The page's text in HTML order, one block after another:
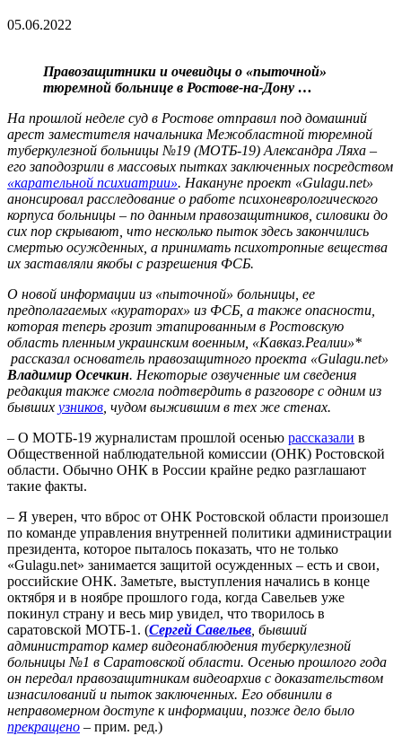
05.06.2022
Правозащитники и очевидцы о «пыточной»
тюремной больнице в Ростове-на-Дону …
На прошлой неделе суд в Ростове отправил под домашний
арест заместителя начальника Межобластной тюремной
туберкулезной больницы №19 (МОТБ-19) Александра Ляха –
его заподозрили в массовых пытках заключенных посредством
«карательной психиатрии». Накануне проект «Gulagu.net»
анонсировал расследование о работе психоневрологического
корпуса больницы – по данным правозащитников, силовики до
сих пор скрывают, что несколько пыток здесь закончились
смертью осужденных, а принимать психотропные вещества
их заставляли якобы с разрешения ФСБ.
О новой информации из «пыточной» больницы, ее
предполагаемых «кураторах» из ФСБ, а также опасности,
которая теперь грозит этапированным в Ростовскую
область пленным украинским военным, «Кавказ.Реалии»*
рассказал основатель правозащитного проекта «Gulagu.net»
Владимир Осечкин. Некоторые озвученные им сведения
редакция также смогла подтвердить в разговоре с одним из
бывших узников, чудом выжившим в тех же стенах.
– О МОТБ-19 журналистам прошлой осенью рассказали в
Общественной наблюдательной комиссии (ОНК) Ростовской
области. Обычно ОНК в России крайне редко разглашают
такие факты.
– Я уверен, что вброс от ОНК Ростовской области произошел
по команде управления внутренней политики администрации
президента, которое пыталось показать, что не только
«Gulagu.net» занимается защитой осужденных – есть и свои,
российские ОНК. Заметьте, выступления начались в конце
октября и в ноябре прошлого года, когда Савельев уже
покинул страну и весь мир увидел, что творилось в
саратовской МОТБ-1. (Сергей Савельев, бывший
администратор камер видеонаблюдения туберкулезной
больницы №1 в Саратовской области. Осенью прошлого года
он передал правозащитникам видеоархив с доказательством
изнасилований и пыток заключенных. Его обвинили в
неправомерном доступе к информации, позже дело было
прекращено – прим. ред.)